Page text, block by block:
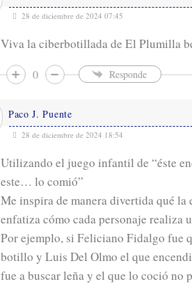
28 de diciembre de 2024 07:45
Viva la ciberbotillada de El Plumilla
0 Responde
Paco J. Puente
28 de diciembre de 2024 18:54
Utilizando el juego infantil de “éste
este… lo comió”
Me inspira de manera divertida qué la
enfatiza cómo cada personaje realiza
Por ejemplo, si Feliciano Fidalgo fue
botillo y Luis Del Olmo el que
fue a buscar leña y el que lo coció no